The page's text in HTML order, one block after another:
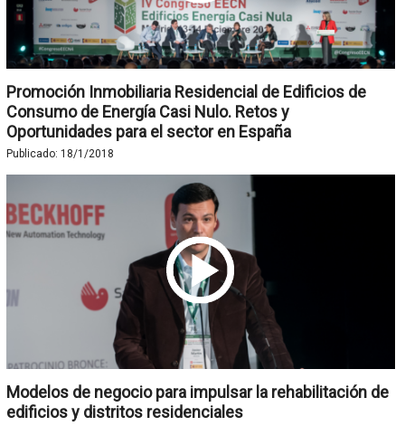
Promoción Inmobiliaria Residencial de Edificios de
Consumo de Energía Casi Nulo. Retos y
Oportunidades para el sector en España
Publicado: 18/1/2018
Modelos de negocio para impulsar la rehabilitación de
edificios y distritos residenciales